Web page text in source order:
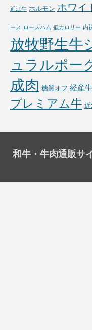
近江牛 ホルモン ホワイ
ース ロースハム 低カロリー 内
放牧野生牛
ュラルポー
成肉 糖質オフ 経産牛
プレミアム牛
和牛・牛肉通販